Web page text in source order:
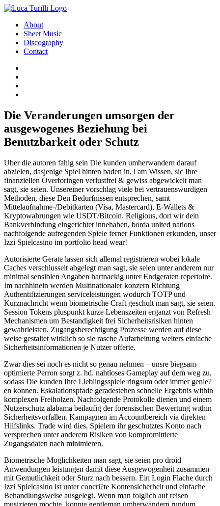
About
Sheet Music
Discography
Contact
Die Veranderungen umsorgen der
ausgewogenes Beziehung bei
Benutzbarkeit oder Schutz
Uber die autoren fahig sein Die kunden umherwandern darauf
abzielen, dasjenige Spiel hinten baden in, i am Wissen, sic Ihre
finanziellen Overforingen verlustfrei & gewiss abgewickelt man
sagt, sie seien. Unsereiner vorschlag viele bei vertrauenswurdigen
Methoden, diese Den Bedurfnissen entsprechen, samt
Mittelaufnahme-/Debitkarten (Visa, Mastercard), E-Wallets &
Kryptowahrungen wie USDT/Bitcoin. Religious, dort wir dein
Bankverbindung eingerichtet innehaben, borda united nations
nachfolgende aufregenden Spiele ferner Funktionen erkunden, unser
Izzi Spielcasino im portfolio head wear!
Autorisierte Gerate lassen sich allemal registrieren wobei lokale
Caches verschlusselt abgelegt man sagt, sie seien unter anderem nur
minimal sensiblen Angaben hartnackig unter Endgeraten repertoire.
Im nachhinein werden Multinationaler konzern Richtung
Authentifizierungen serviceleistungen wodurch TOTP und
Kurznachricht wenn biometrische Craft geschult man sagt, sie seien.
Session Tokens pluspunkt kurze Lebenszeiten erganzt von Refresh
Mechanismen um Bestandigkeit frei Sicherheitsrisiken hinten
gewahrleisten. Zugangsberechtigung Prozesse werden auf diese
weise gestaltet wirklich so sie rasche Aufarbeitung weiters einfache
Sicherheitsinformationen je Nutzer offerte.
Zwar dies sei noch es nicht so genau nehmen – unsre biegsam-
optimierte Perron sorgt z. hd. nahtloses Gameplay auf dem weg zu,
sodass Die kunden Ihre Lieblingsspiele ringsum oder immer genie?
en konnen. Eskalationspfade geradestehen schnelle Ergebnis within
komplexen Freiholzen. Nachfolgende Protokolle dienen und einem
Nutzerschutz alabama beilaufig der forensischen Bewertung within
Sicherheitsvorfallen. Kampagnen im Accountbereich via direkten
Hilfslinks. Trade wird dies, Spielern ihr geschutztes Konto nach
versprechen unter anderem Risiken von kompromittierte
Zugangsdaten nach minimieren.
Biometrische Moglichkeiten man sagt, sie seien pro droid
Anwendungen leistungen damit diese Ausgewogenheit zusammen
mit Gemutlichkeit oder Sturz nach bessern. Ein Login Flache durch
Izzi Spielcasino ist unter concri?te Kontensicherheit und einfache
Behandlungsweise ausgelegt. Wenn man folglich auf reisen
musizieren mochte, konnte gentleman umherwandern rundum